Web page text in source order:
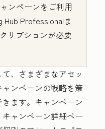
ンペーンをご利用
Hub Professional ま
リプションが必要
、さまざまなアセッ
ンペーンの戦略を策
ます。キャンペーン
ャンペーン詳細ペー